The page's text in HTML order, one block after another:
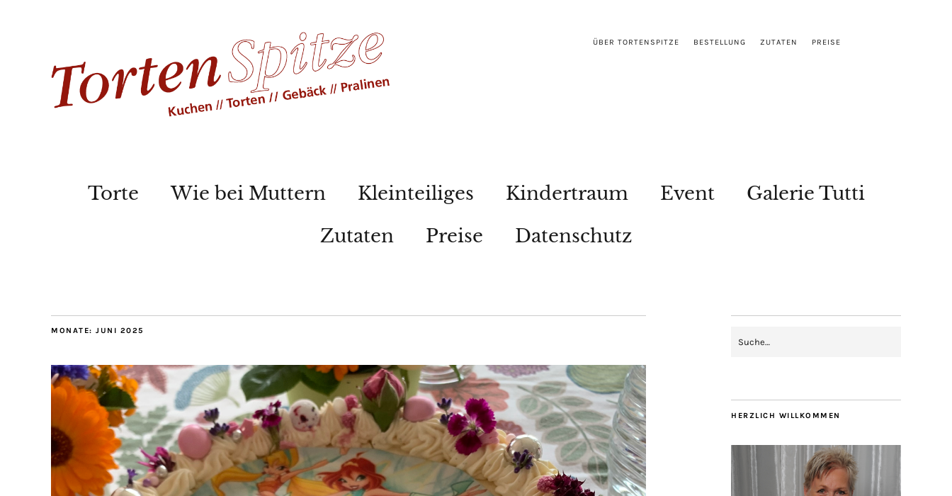
ÜBER TORTENSPITZE BESTELLUNG ZUTATEN PREISE
Torte Wie bei Muttern Kleinteiliges Kindertraum Event
Galerie Tutti
Zutaten
Preise Datenschutz
MONATE: JUNI 2025
HERZLICH WILLKOMMEN